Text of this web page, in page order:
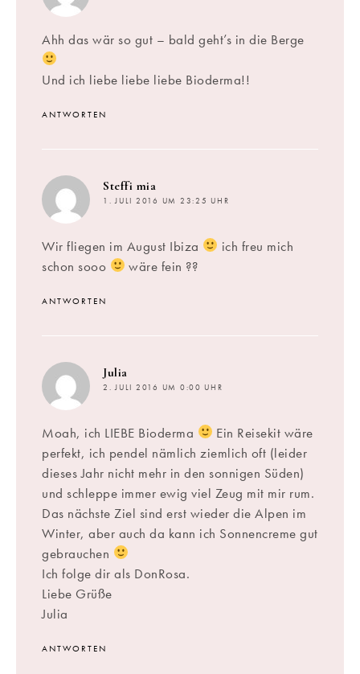
Ahh das wär so gut – bald geht’s in die Berge
Und ich liebe liebe liebe Bioderma!!
ANTWORTEN
Steffi mia
1. JULI 2016 UM 23:25 UHR
Wir fliegen im August Ibiza
ich freu mich
schon sooo
wäre fein ??
ANTWORTEN
Julia
2. JULI 2016 UM 0:00 UHR
Moah, ich LIEBE Bioderma
Ein Reisekit wäre
perfekt, ich pendel nämlich ziemlich oft (leider
dieses Jahr nicht mehr in den sonnigen Süden)
und schleppe immer ewig viel Zeug mit mir rum.
Das nächste Ziel sind erst wieder die Alpen im
Winter, aber auch da kann ich Sonnencreme gut
gebrauchen
Ich folge dir als DonRosa.
Liebe Grüße
Julia
ANTWORTEN